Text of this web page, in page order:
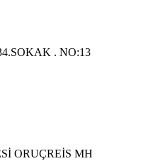
. NO:13
ORUÇREİS MH